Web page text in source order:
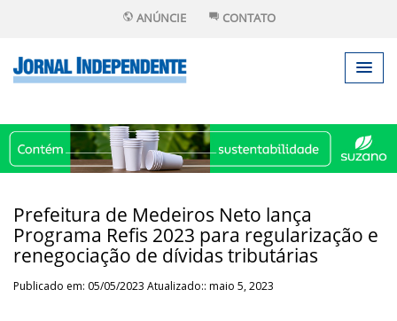
ANÚNCIE CONTATO
Prefeitura de Medeiros Neto lança
Programa Refis 2023 para regularização e
renegociação de dívidas tributárias
Publicado em: 05/05/2023 Atualizado:: maio 5, 2023